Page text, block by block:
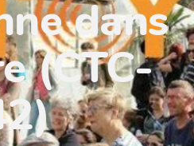
dans
(CTC-